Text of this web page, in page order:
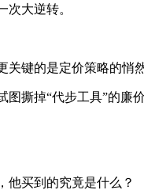
次大逆转。
键的是定价策略的悄
撕掉“代步工具”的廉
他买到的究竟是什么？